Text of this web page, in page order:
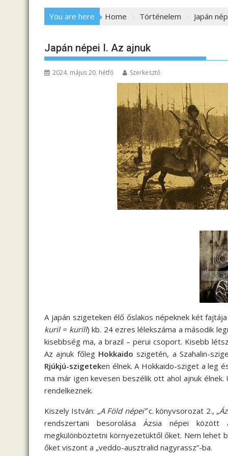
You are here Home Történelem Japán
Japán népei I. Az ajnuk
2024. május 20. hétfő Szerkesztő
A japán szigeteken élő őslakos népeknek két
kuril = kurill) kb. 24 ezres lélekszáma a második
kisebbség ma, a brazil – perui csoport. Kisebb
Az ajnuk főleg Hokkaido szigetén, a Szahalin-
Rjúkjú-szigeteken élnek. A Hokkaido-sziget a leg
ma már igen kevesen beszélik ott ahol ajnuk
rendelkeznek.
Kiszely István: „A Föld népei”c. könyvsorozat 2.,
rendszertani besorolása Ázsia népei
megkülönböztetni környezetüktől őket. Nem lehet
őket viszont a „veddo-ausztralid nagyrassz”-ba.